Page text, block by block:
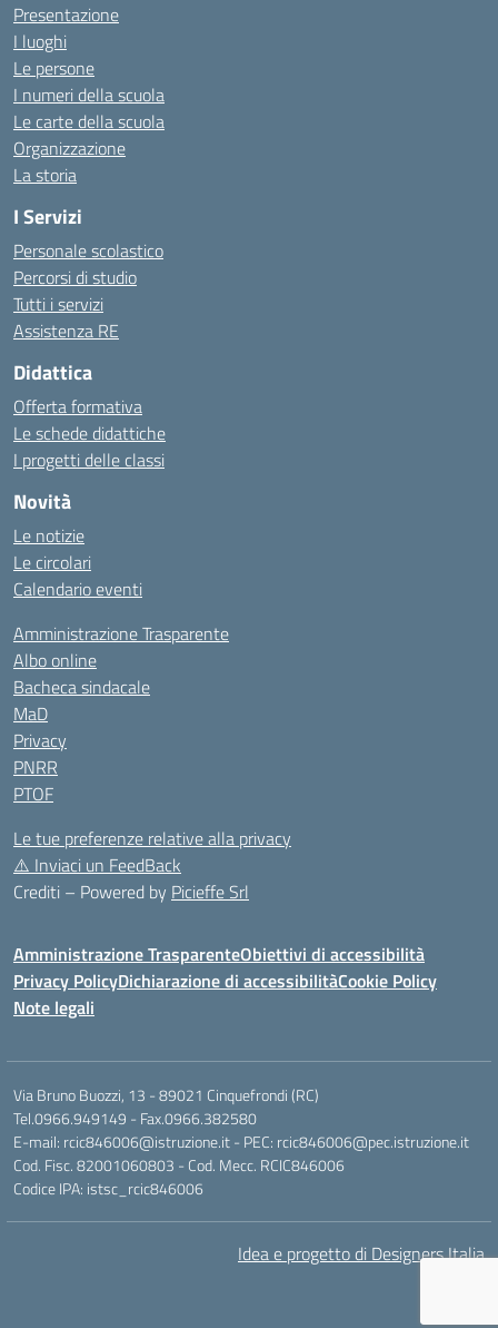
Presentazione
I luoghi
Le persone
I numeri della scuola
Le carte della scuola
Organizzazione
La storia
I Servizi
Personale scolastico
Percorsi di studio
Tutti i servizi
Assistenza RE
Didattica
Offerta formativa
Le schede didattiche
I progetti delle classi
Novità
Le notizie
Le circolari
Calendario eventi
Amministrazione Trasparente
Albo online
Bacheca sindacale
MaD
Privacy
PNRR
PTOF
Le tue preferenze relative alla privacy
⚠️ Inviaci un FeedBack
Crediti – Powered by Picieffe Srl
Amministrazione TrasparenteObiettivi di accessibilità
Privacy PolicyDichiarazione di accessibilitàCookie Policy
Note legali
Via Bruno Buozzi, 13 - 89021 Cinquefrondi (RC)
Tel.0966.949149 - Fax.0966.382580
E-mail: rcic846006@istruzione.it - PEC: rcic846006@pec.istruzione.it
Cod. Fisc. 82001060803 - Cod. Mecc. RCIC846006
Codice IPA: istsc_rcic846006
Idea e progetto di Designers Italia